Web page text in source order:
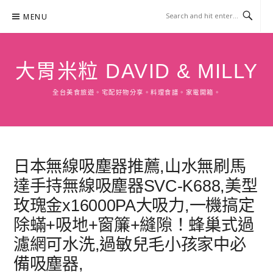
content
MENU
大胃米粒 DAVID & MILLY
全台美食旅遊。宅配好物分享。料理食譜。家電開箱。
日本無線吸塵器推薦,山水無刷馬
達手持無線吸塵器SVC-K688,美型
玫瑰金x16000PA大吸力,一機搞定
除蟎+吸地+窗簾+縫隙！蜂巢式過
濾網可水洗,過敏兒毛小孩家中必
備吸塵器,